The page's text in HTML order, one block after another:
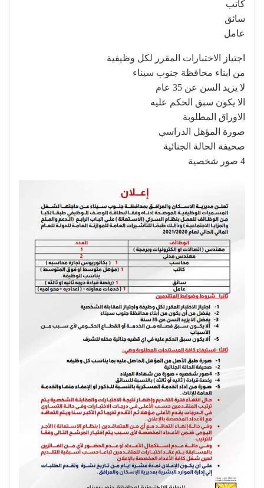
كاتب
سائق
عامل
اجتياز الاختبارات المقرر لكل وظيفية
من ابناء محافظة جنوب سيناء
لا يزيد السن عن 35 عام
الا يكون سبق الحكم عليه
الاوراق المطلوبة
صورة المؤهل الدراسي
صحيفة الحالة الجنائية
4 صور شخصية